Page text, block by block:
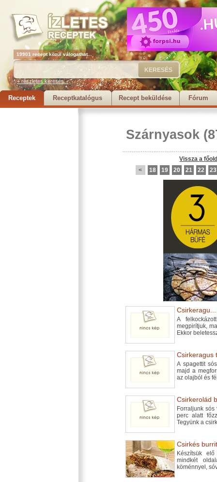
19901 recept közül válogathat...
+ részletes keresés...
Receptek Receptkatalógus Recept beküldése Fórum
Szárnyasok
Vissza a
<
18 19 20 21 22 23
Csirkeragu...
A
megpirítjuk,
Ekkor
Csirkeragus
A spagettit
majd a
az olajból és
Csirkerolád
Forraljunk
perc alatt
Tegyünk a
Csirkés
Készítsük
mindkét
köménnyel,